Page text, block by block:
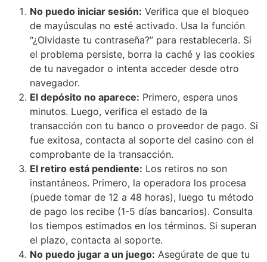
No puedo iniciar sesión: Verifica que el bloqueo
de mayúsculas no esté activado. Usa la función
“¿Olvidaste tu contraseña?” para restablecerla. Si
el problema persiste, borra la caché y las cookies
de tu navegador o intenta acceder desde otro
navegador.
El depósito no aparece: Primero, espera unos
minutos. Luego, verifica el estado de la
transacción con tu banco o proveedor de pago. Si
fue exitosa, contacta al soporte del casino con el
comprobante de la transacción.
El retiro está pendiente: Los retiros no son
instantáneos. Primero, la operadora los procesa
(puede tomar de 12 a 48 horas), luego tu método
de pago los recibe (1-5 días bancarios). Consulta
los tiempos estimados en los términos. Si superan
el plazo, contacta al soporte.
No puedo jugar a un juego: Asegúrate de que tu